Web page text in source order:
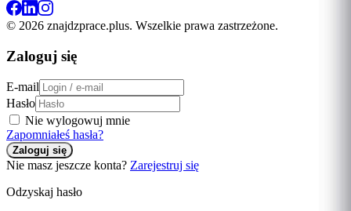
© 2026 znajdzprace.plus. Wszelkie prawa zastrzeżone.
Zaloguj się
E-mail
Hasło
Nie wylogowuj mnie
Zapomniałeś hasła?
Nie masz jeszcze konta? Zarejestruj się
Odzyskaj hasło